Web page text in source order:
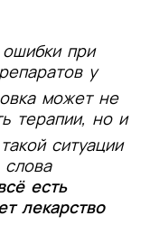
при
у
может не
терапии, но и
ситуации
есть
лекарство